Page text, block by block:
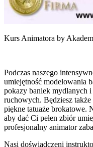
Kurs Animatora by
Podczas naszego
umiejętność modelowania
pokazy baniek mydlanych
ruchowych. Będziesz
piękne tatuaże brokatowe.
aby dać Ci pełen zbiór
profesjonalny animator
Nasi doświadczeni